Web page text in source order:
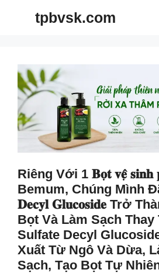
tpbvsk.com
Riêng Với 1 𝐁𝐨̣𝐭 𝐯𝐞̣̂ 𝐬𝐢𝐧𝐡
Bemum, Chúng Mình
𝐃𝐞𝐜𝐲𝐥 𝐆𝐥𝐮𝐜𝐨𝐬𝐢𝐝𝐞 Trở
Bọt Và Làm Sạch Thay
Sulfate Decyl
Xuất Từ Ngô Và Dừa,
Sạch, Tạo Bọt Tự